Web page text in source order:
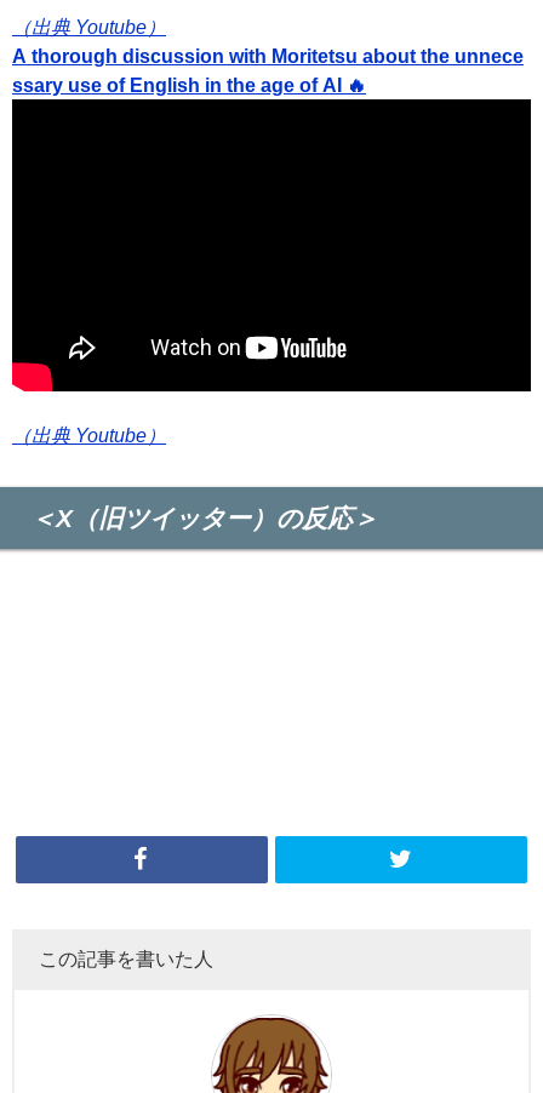
（出典 Youtube）
A thorough discussion with Moritetsu about the unnece
ssary use of English in the age of AI 🔥
（出典 Youtube）
＜X（旧ツイッター）の反応＞
この記事を書いた人